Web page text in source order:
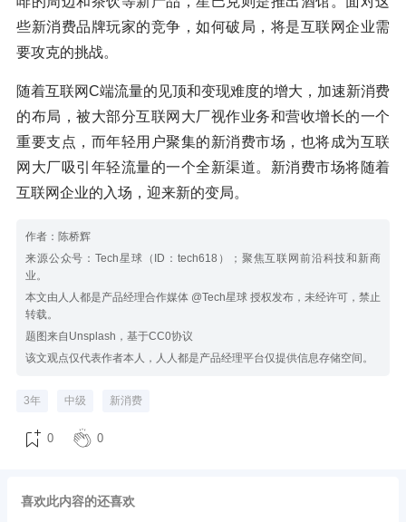
些新消费品牌玩家的竞争，如何破局，将是互联网企业需
要攻克的挑战。
随着互联网C端流量的见顶和变现难度的增大，加速新消费
的布局，被大部分互联网大厂视作业务和营收增长的一个
重要支点，而年轻用户聚集的新消费市场，也将成为互联
网大厂吸引年轻流量的一个全新渠道。新消费市场将随着
互联网企业的入场，迎来新的变局。
作者：陈桥辉
来源公众号：Tech星球（ID：tech618）；聚焦互联网前沿科技和新商
业。
本文由人人都是产品经理合作媒体 @Tech星球 授权发布，未经许可，禁止
转载。
题图来自Unsplash，基于CC0协议
该文观点仅代表作者本人，人人都是产品经理平台仅提供信息存储空间。
3年 中级 新消费
0 0
喜欢此内容的还喜欢